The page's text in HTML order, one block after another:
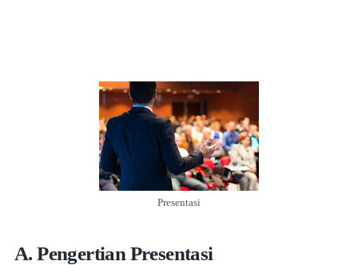
Presentasi
A. Pengertian Presentasi